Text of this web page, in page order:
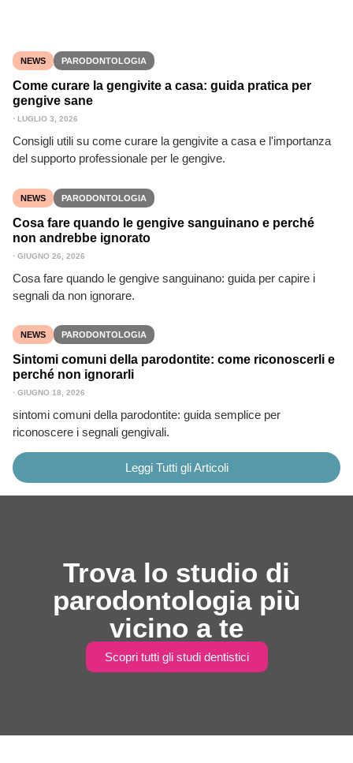
NEWS PARODONTOLOGIA
Come curare la gengivite a casa: guida pratica per
gengive sane
⋅ LUGLIO 3, 2026
Consigli utili su come curare la gengivite a casa e l'importanza
del supporto professionale per le gengive.
NEWS PARODONTOLOGIA
Cosa fare quando le gengive sanguinano e perché
non andrebbe ignorato
⋅ GIUGNO 26, 2026
Cosa fare quando le gengive sanguinano: guida per capire i
segnali da non ignorare.
NEWS PARODONTOLOGIA
Sintomi comuni della parodontite: come riconoscerli e
perché non ignorarli
⋅ GIUGNO 18, 2026
sintomi comuni della parodontite: guida semplice per
riconoscere i segnali gengivali.
Leggi Tutti gli Articoli
Trova lo studio di
parodontologia più
vicino a te
Scopri tutti gli studi dentistici